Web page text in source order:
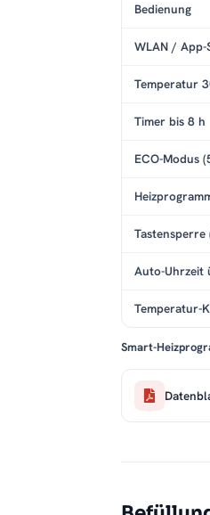
Bedienung
WLAN /
Temperatur
Timer bis 8 h
ECO-Modus
Auto-Uhrzeit
Temperatur-
Smart-